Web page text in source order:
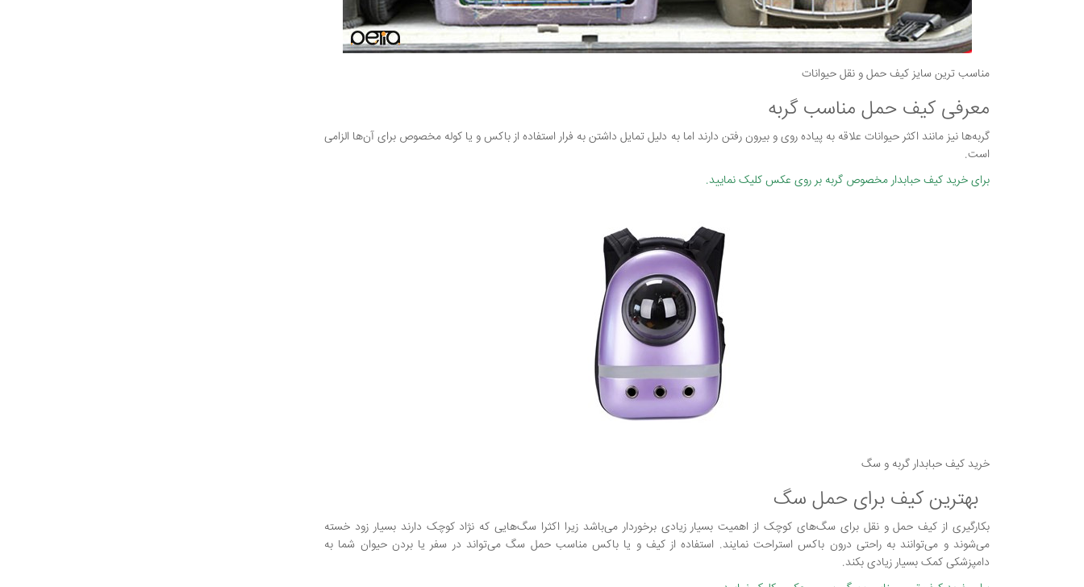
مناسب ترین سایز کیف حمل و نقل حیوانات
معرفی کیف حمل مناسب گربه
گربه‌ها نیز مانند اکثر حیوانات علاقه به پیاده روی و بیرون رفتن دارند اما به دلیل تمایل داشتن به فرار استفاده از باکس و یا کوله مخصوص برای آن‌ها الزامی
است.
برای خرید کیف حبابدار مخصوص گربه بر روی عکس کلیک نمایید.
خرید کیف حبابدار گربه و سگ
بهترین کیف برای حمل سگ
بکارگیری از کیف حمل و نقل برای سگ‌های کوچک از اهمیت بسیار زیادی برخوردار می‌باشد زیرا اکثرا سگ‌هایی که نژاد کوچک دارند بسیار زود خسته
می‌شوند و می‌توانند به راحتی درون باکس استراحت نمایند. استفاده از کیف و یا باکس مناسب حمل سگ می‌تواند در سفر یا بردن حیوان شما به
دامپزشکی کمک بسیار زیادی بکند.